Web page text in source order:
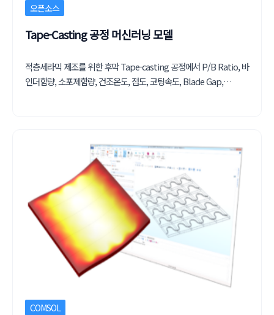
오픈소스
Tape-Casting 공정 머신러닝 모델
적층세라믹 제조를 위한 후막 Tape-casting 공정에서 P/B Ratio, 바
인더함량, 소포제함량, 건조온도, 점도, 코팅속도, Blade Gap,…
COMSOL